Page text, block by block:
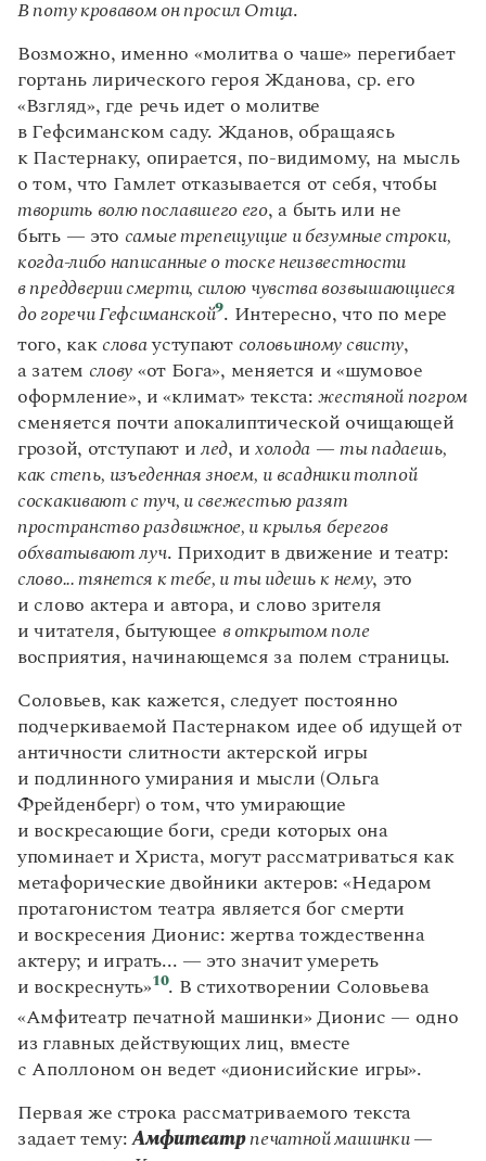
В поту кровавом он просил Отца.
Возможно, именно «молитва о чаше» перегибает
гортань лирического героя Жданова, ср. его
«Взгляд», где речь идет о молитве
в Гефсиманском саду. Жданов, обращаясь
к Пастернаку, опирается, по-видимому, на мысль
о том, что Гамлет отказывается от себя, чтобы
творить волю пославшего его, а быть или не
быть — это самые трепещущие и безумные строки,
когда-либо написанные о тоске неизвестности
в преддверии смерти, силою чувства возвышающиеся
до горечи Гефсиманской9. Интересно, что по мере
того, как словауступают соловьиному свисту,
а затем слову «от Бога», меняется и «шумовое
оформление», и «климат» текста:жестяной погром
сменяется почти апокалиптической очищающей
грозой, отступают и лед, и холода —ты падаешь,
как степь, изъеденная зноем, и всадники толпой
соскакивают с туч, и свежестью разят
пространство раздвижное, и крылья берегов
обхватывают луч. Приходит в движение и театр:
слово... тянется к тебе, и ты идешь к нему, это
и слово актера и автора, и слово зрителя
и читателя, бытующее в открытом поле
восприятия, начинающемся за полем страницы.
Соловьев, как кажется, следует постоянно
подчеркиваемой Пастернаком идее об идущей от
античности слитности актерской игры
и подлинного умирания и мысли (Ольга
Фрейденберг) о том, что умирающие
и воскресающие боги, среди которых она
упоминает и Христа, могут рассматриваться как
метафорические двойники актеров: «Недаром
протагонистом театра является бог смерти
и воскресения Дионис: жертва тождественна
актеру; и играть... — это значит умереть
и воскреснуть»10. В стихотворении Соловьева
«Амфитеатр печатной машинки» Дионис — одно
из главных действующих лиц, вместе
с Аполлоном он ведет «дионисийские игры».
Первая же строка рассматриваемого текста
задает тему:Амфитеатрпечатной машинки —